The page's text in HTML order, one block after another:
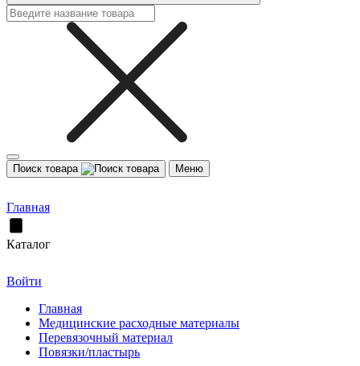
Поиск товара Меню
Главная
Каталог
Войти
Главная
Медицинские расходные материалы
Перевязочный материал
Повязки/пластырь